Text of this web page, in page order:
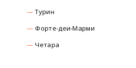
Турин
Форте-деи-Марми
Четара